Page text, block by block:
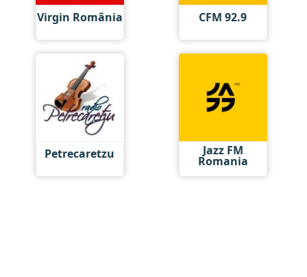
Virgin România CFM 92.9
Petrecaretzu Jazz FM
Romania